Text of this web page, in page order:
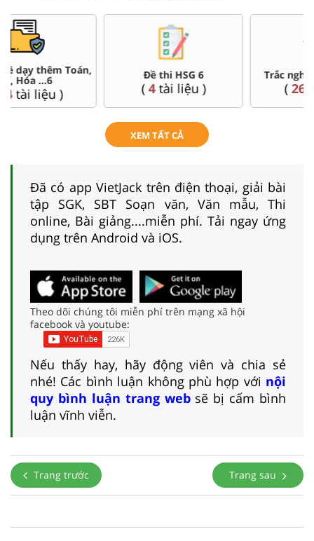
Đề thi HSG 6
(4tài liệu )
Trắc nghiệm đúng sai 6
(26
XEM TẤT CẢ
Đã có app VietJack trên điện thoại, giải bài
tập SGK, SBT Soạn văn, Văn mẫu, Thi
online, Bài giảng....miễn phí. Tải ngay ứng
dụng trên Android và iOS.
Theo dõi chúng tôi miễn phí trên mạng xã hội
facebook và youtube:
Nếu thấy hay, hãy động viên và chia sẻ
nhé! Các bình luận không phù hợp với nội
quy bình luận trang websẽ bị cấm bình
luận vĩnh viễn.
Trang trước Trang sau